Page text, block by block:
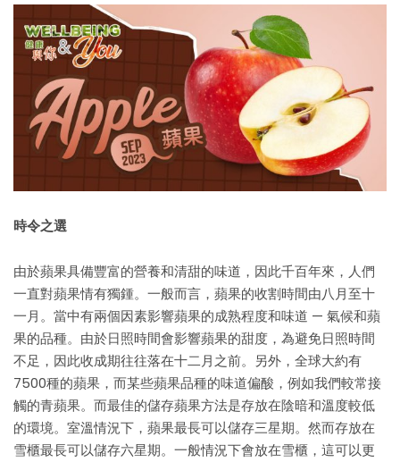
時令之選
由於蘋果具備豐富的營養和清甜的味道，因此千百年來，人們
一直對蘋果情有獨鍾。一般而言，蘋果的收割時間由八月至十
一月。當中有兩個因素影響蘋果的成熟程度和味道 — 氣候和蘋
果的品種。由於日照時間會影響蘋果的甜度，為避免日照時間
不足，因此收成期往往落在十二月之前。另外，全球大約有
7500種的蘋果，而某些蘋果品種的味道偏酸，例如我們較常接
觸的青蘋果。而最佳的儲存蘋果方法是存放在陰暗和溫度較低
的環境。室溫情況下，蘋果最長可以儲存三星期。然而存放在
雪櫃最長可以儲存六星期。一般情況下會放在雪櫃，這可以更